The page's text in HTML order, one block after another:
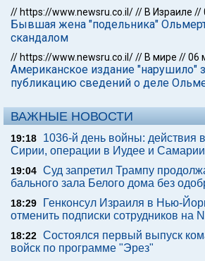
// https://www.newsru.co.il/// В Израиле //
Бывшая жена "подельника"
скандалом
// https://www.newsru.co.il/// В мире //06
Американское издание "нарушило"
публикацию сведений о деле
ВАЖНЫЕ НОВОСТИ
19:18
1036-й день войны: действия
Сирии, операции в Иудее и Самарии
19:04 Суд запретил Трампу
бального зала Белого дома без
18:29
Генконсул Израиля в Нью-
отменить подписки сотрудников на
18:22 Состоялся первый выпуск
войск по программе "Эрез"